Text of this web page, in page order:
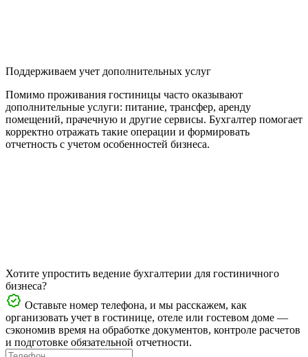
Поддерживаем учет дополнительных услуг
Помимо проживания гостиницы часто оказывают
дополнительные услуги: питание, трансфер, аренду
помещений, прачечную и другие сервисы. Бухгалтер помогает
корректно отражать такие операции и формировать
отчетность с учетом особенностей бизнеса.
Хотите упростить ведение бухгалтерии для гостиничного
бизнеса?
Оставьте номер телефона, и мы расскажем, как
организовать учет в гостинице, отеле или гостевом доме —
сэкономив время на обработке документов, контроле расчетов
и подготовке обязательной отчетности.